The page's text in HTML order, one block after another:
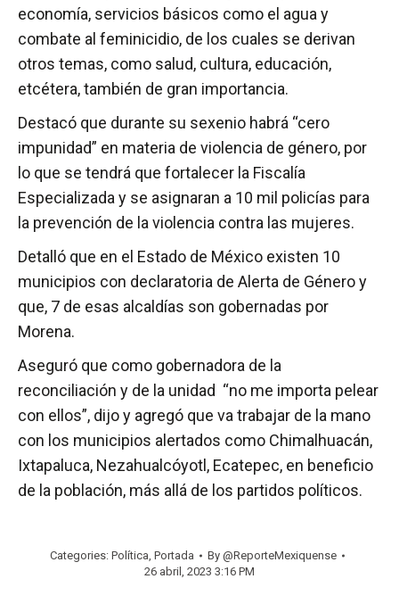
economía, servicios básicos como el agua y
combate al feminicidio, de los cuales se derivan
otros temas, como salud, cultura, educación,
etcétera, también de gran importancia.
Destacó que durante su sexenio habrá “cero
impunidad” en materia de violencia de género, por
lo que se tendrá que fortalecer la Fiscalía
Especializada y se asignaran a 10 mil policías para
la prevención de la violencia contra las mujeres.
Detalló que en el Estado de México existen 10
municipios con declaratoria de Alerta de Género y
que, 7 de esas alcaldías son gobernadas por
Morena.
Aseguró que como gobernadora de la
reconciliación y de la unidad “no me importa pelear
con ellos”, dijo y agregó que va trabajar de la mano
con los municipios alertados como Chimalhuacán,
Ixtapaluca, Nezahualcóyotl, Ecatepec, en beneficio
de la población, más allá de los partidos políticos.
Categories: Política, Portada By @ReporteMexiquense
26 abril, 2023 3:16 PM